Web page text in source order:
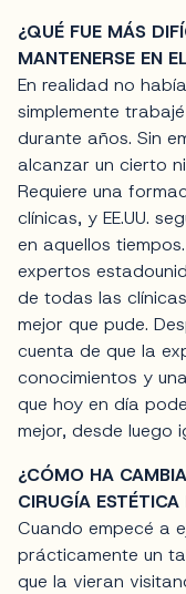
¿QUÉ FUE MÁS
MANTENERSE EN
En realidad no
simplemente
durante años. Sin
alcanzar un cierto
Requiere una
clínicas, y EE.UU.
en aquellos
expertos
de todas las
mejor que pude.
cuenta de que la
conocimientos y
que hoy en día
mejor, desde luego
¿CÓMO HA
CIRUGÍA
Cuando empecé a
prácticamente un
que la vieran